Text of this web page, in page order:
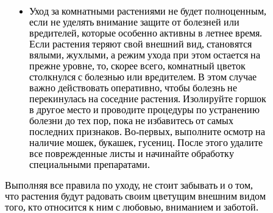
Уход за комнатными растениями не будет полноценным,
если не уделять внимание защите от болезней или
вредителей, которые особенно активны в летнее время.
Если растения теряют свой внешний вид, становятся
вялыми, жухлыми, а режим ухода при этом остается на
прежне уровне, то, скорее всего, комнатный цветок
столкнулся с болезнью или вредителем. В этом случае
важно действовать оперативно, чтобы болезнь не
перекинулась на соседние растения. Изолируйте горшок
в другое место и проводите процедуры по устранению
болезни до тех пор, пока не избавитесь от самых
последних признаков. Во-первых, выполните осмотр на
наличие мошек, букашек, гусениц. После этого удалите
все поврежденные листы и начинайте обработку
специальными препаратами.
Выполняя все правила по уходу, не стоит забывать и о том,
что растения будут радовать своим цветущим внешним видом
того, кто относится к ним с любовью, вниманием и заботой.